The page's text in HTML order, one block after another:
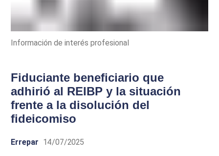
Información de interés profesional
Fiduciante beneficiario que
adhirió al REIBP y la situación
frente a la disolución del
fideicomiso
Errepar 14/07/2025